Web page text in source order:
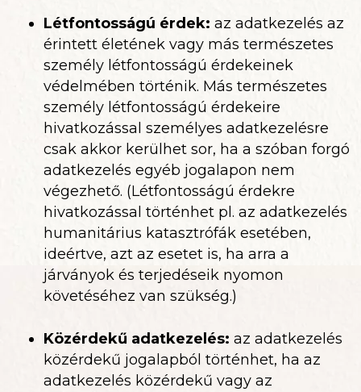
Létfontosságú érdek: az adatkezelés az
érintett életének vagy más természetes
személy létfontosságú érdekeinek
védelmében történik. Más természetes
személy létfontosságú érdekeire
hivatkozással személyes adatkezelésre
csak akkor kerülhet sor, ha a szóban forgó
adatkezelés egyéb jogalapon nem
végezhető. (Létfontosságú érdekre
hivatkozással történhet pl. az adatkezelés
humanitárius katasztrófák esetében,
ideértve, azt az esetet is, ha arra a
járványok és terjedéseik nyomon
követéséhez van szükség.)
Közérdekű adatkezelés: az adatkezelés
közérdekű jogalapból történhet, ha az
adatkezelés közérdekű vagy az